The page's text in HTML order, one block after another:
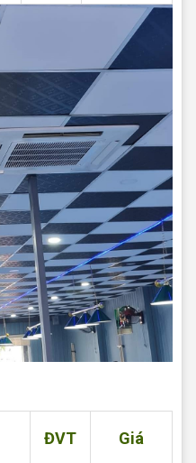
ĐVT Giá